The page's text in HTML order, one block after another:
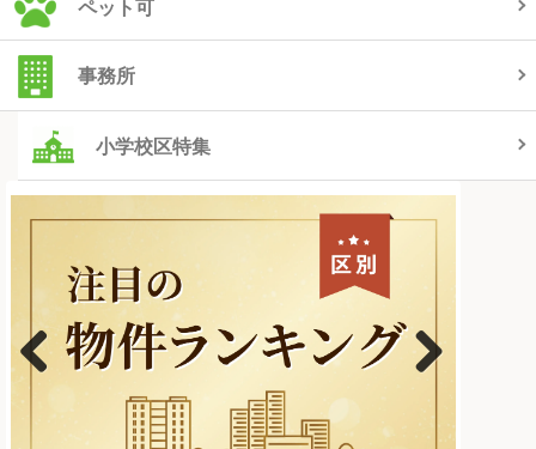
ペット可
事務所
小学校区特集
Previous Next